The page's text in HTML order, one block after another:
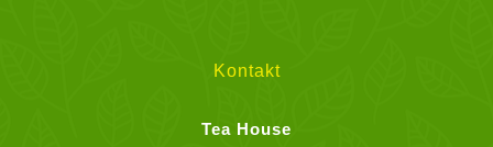
Kontakt
Tea House